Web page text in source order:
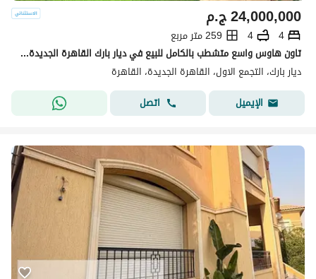
ج.م24,000,000
4
4
259 متر مربع
تاون هاوس واسع متشطب بالكامل للبيع في ديار بارك القاهرة الجديدة – موقع مميز، جاهز للاستلام، 4 غرف نوم، السعر قابل للتفاوض
ديار بارك، التجمع الاول، القاهرة الجديدة، القاهرة
الإيميل
اتصل